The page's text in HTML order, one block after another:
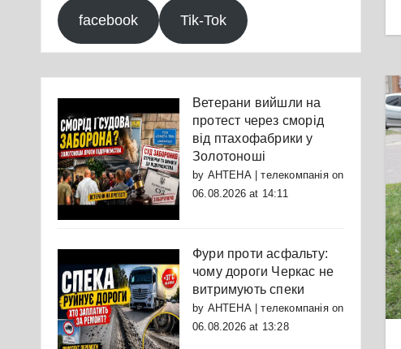
facebook Tik-Tok
Ветерани вийшли на
протест через сморід
від птахофабрики у
Золотоноші
by АНТЕНА | телекомпаніяon
06.08.2026 at 14:11
Фури проти асфальту:
чому дороги Черкас не
витримують спеки
by АНТЕНА | телекомпаніяon
06.08.2026 at 13:28